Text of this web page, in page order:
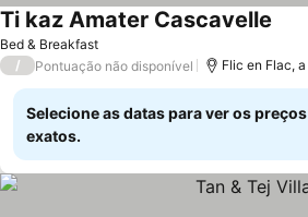
Bed & Breakfast
Ti kaz Amater Cascavelle
/ Pontuação não disponível
Selecione as datas para ver os preços
exatos.